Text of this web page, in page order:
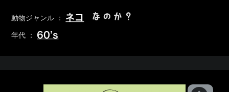
動物ジャンル ： ネコ なのか？
年代 ： 60’s